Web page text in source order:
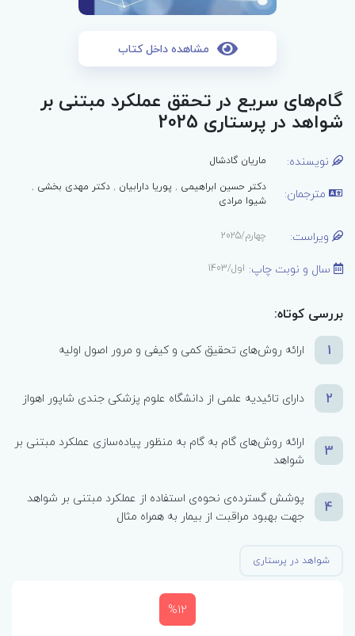
مشاهده داخل کتاب
گام‌های سریع در تحقق عملکرد مبتنی بر
شواهد در پرستاری 2025
نویسنده: ماریان گادشال
مترجمان: دکتر حسین ابراهیمی , پوریا دارابیان ,دکتر مهدی بخشی ,
شیوا مرادی
ویراست: چهارم/2025
سال و نوبت چاپ: اول/1403
بررسی کوتاه:
1
ارائه روش‌های تحقیق کمی و کیفی و مرور اصول اولیه
2 دارای تائیدیه علمی از دانشگاه علوم پزشکی جندی شاپور اهواز
3
ارائه روش‌های گام به گام به منظور پیاده‌سازی عملکرد مبتنی بر
شواهد
4
پوشش گسترده‌ی نحوه‌ی استفاده از عملکرد مبتنی بر شواهد
جهت بهبود مراقبت از بیمار به همراه مثال
شواهد در پرستاری
%12